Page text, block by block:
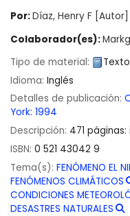
Por:Díaz, Henry F [Autor]
Colaborador(es):
Tipo de material:
Texto
Idioma: Inglés
Detalles de publicación:
York: 1994
Descripción: 471
ISBN: 0 521 43042 9
Tema(s): FENÓMENO EL
FENÓMENOS CLIMÁTICOS
CONDICIONES
DESASTRES NATURALES